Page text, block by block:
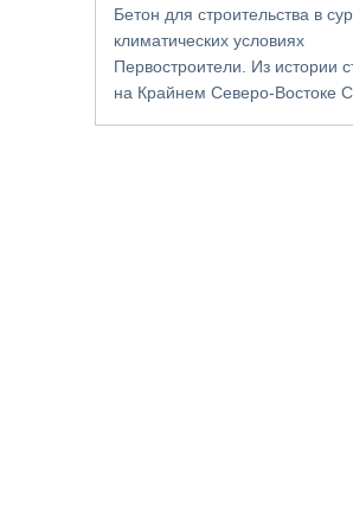
Бетон для строительства в
климатических условиях
Первостроители. Из истории
на Крайнем Северо-Востоке